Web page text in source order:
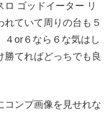
ゴッドイーター リ
ていて周りの台も５
４or６なら６な気はし
てればどっちでも良
コンプ画像を見せれな